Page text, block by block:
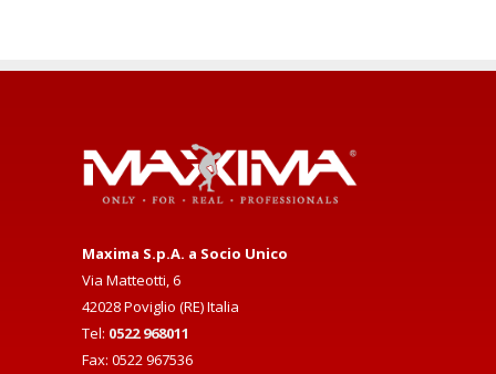
Maxima S.p.A. a Socio Unico
Via Matteotti, 6
42028 Poviglio (RE) Italia
Tel: 0522 968011
Fax: 0522 967536